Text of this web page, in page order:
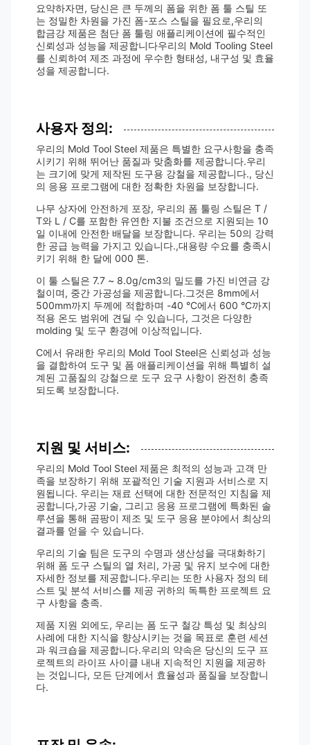
요약하자면, 당신은 큰 두께의 폼을 위한 폼 툴 스틸 또
는 정밀한 차원을 가진 폼-포스 스틸을 필요로,우리의
합금강 제품은 첨단 폼 툴링 애플리케이션에 필수적인
신뢰성과 성능을 제공합니다우리의 Mold Tooling Steel
를 신뢰하여 제조 과정에 우수한 형태성, 내구성 및 효율
성을 제공합니다.
사용자 정의:
우리의 Mold Tool Steel 제품은 특별한 요구사항을 충족
시키기 위해 뛰어난 품질과 맞춤화를 제공합니다.우리
는 크기에 맞게 제작된 도구용 강철을 제공합니다., 당신
의 응용 프로그램에 대한 정확한 차원을 보장합니다.
나무 상자에 안전하게 포장, 우리의 폼 툴링 스틸은 T /
T와 L / C를 포함한 유연한 지불 조건으로 지원되는 10
일 이내에 안전한 배달을 보장합니다. 우리는 50의 강력
한 공급 능력을 가지고 있습니다.,대용량 수요를 충족시
키기 위해 한 달에 000 톤.
이 툴 스틸은 7.7 ~ 8.0g/cm3의 밀도를 가진 비연금 강
철이며, 중간 가공성을 제공합니다.그것은 8mm에서
500mm까지 두께에 적합하며 -40 °C에서 600 °C까지
적용 온도 범위에 견딜 수 있습니다, 그것은 다양한
molding 및 도구 환경에 이상적입니다.
C에서 유래한 우리의 Mold Tool Steel은 신뢰성과 성능
을 결합하여 도구 및 폼 애플리케이션을 위해 특별히 설
계된 고품질의 강철으로 도구 요구 사항이 완전히 충족
되도록 보장합니다.
지원 및 서비스:
우리의 Mold Tool Steel 제품은 최적의 성능과 고객 만
족을 보장하기 위해 포괄적인 기술 지원과 서비스로 지
원됩니다. 우리는 재료 선택에 대한 전문적인 지침을 제
공합니다,가공 기술, 그리고 응용 프로그램에 특화된 솔
루션을 통해 곰팡이 제조 및 도구 응용 분야에서 최상의
결과를 얻을 수 있습니다.
우리의 기술 팀은 도구의 수명과 생산성을 극대화하기
위해 폼 도구 스틸의 열 처리, 가공 및 유지 보수에 대한
자세한 정보를 제공합니다.우리는 또한 사용자 정의 테
스트 및 분석 서비스를 제공 귀하의 독특한 프로젝트 요
구 사항을 충족.
제품 지원 외에도, 우리는 폼 도구 철강 특성 및 최상의
사례에 대한 지식을 향상시키는 것을 목표로 훈련 세션
과 워크숍을 제공합니다.우리의 약속은 당신의 도구 프
로젝트의 라이프 사이클 내내 지속적인 지원을 제공하
는 것입니다, 모든 단계에서 효율성과 품질을 보장합니
다.